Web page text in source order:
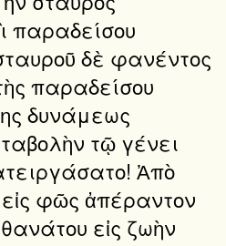
παραδείσου
δὲ φανέντος
παραδείσου
δυνάμεως
τῷ γένει
Ἀπὸ
εἰς φῶς ἀπέραντον
εἰς ζωὴν